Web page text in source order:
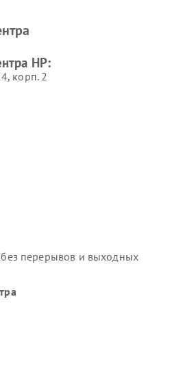
HP:
корп. 2
перерывов и выходных